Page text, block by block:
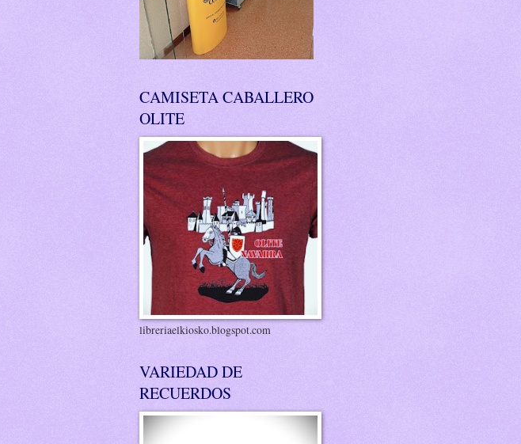
CAMISETA CABALLERO
OLITE
libreriaelkiosko.blogspot.com
VARIEDAD DE
RECUERDOS